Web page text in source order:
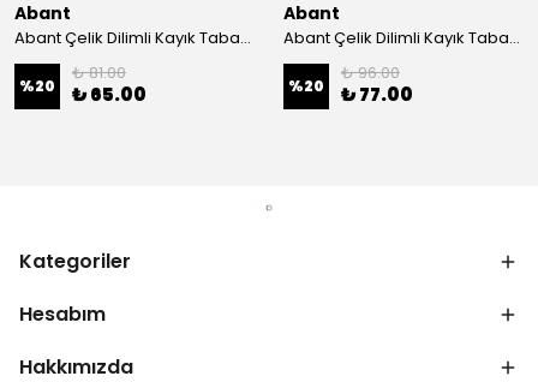
Abant
Abant Çelik Dilimli Kayık Tabak No:1 ; 14x21 cm.
%20
₺ 81.00
₺ 65.00
Abant
Abant Çelik Dilimli Kayık Tabak No:2 ; 16,5x24,5 cm.
%20
₺ 96.00
₺ 77.00
Kategoriler
Hesabım
Hakkımızda